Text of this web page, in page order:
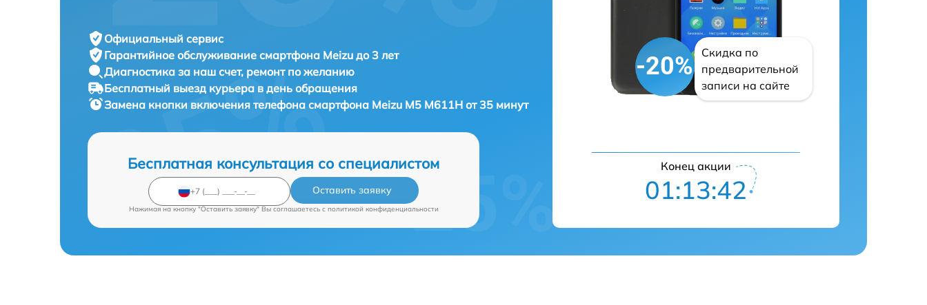
Официальный сервис
Гарантийное обслуживание смартфона Meizu до 3 лет
Диагностика за наш счет, ремонт по желанию
Бесплатный выезд курьера в день обращения
Замена кнопки включения телефона смартфона Meizu M5 M611H от 35 минут
Бесплатная консультация со специалистом
Оставить заявку
Нажимая на кнопку "Оставить заявку" Вы соглашаетесь c политикой конфиденциальности
-20%
Скидка по
предварительной
записи на сайте
Конец акции
01:13:41